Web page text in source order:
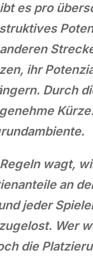
es pro
ihr
Durch
wagt,
an
jeder
Wer
die